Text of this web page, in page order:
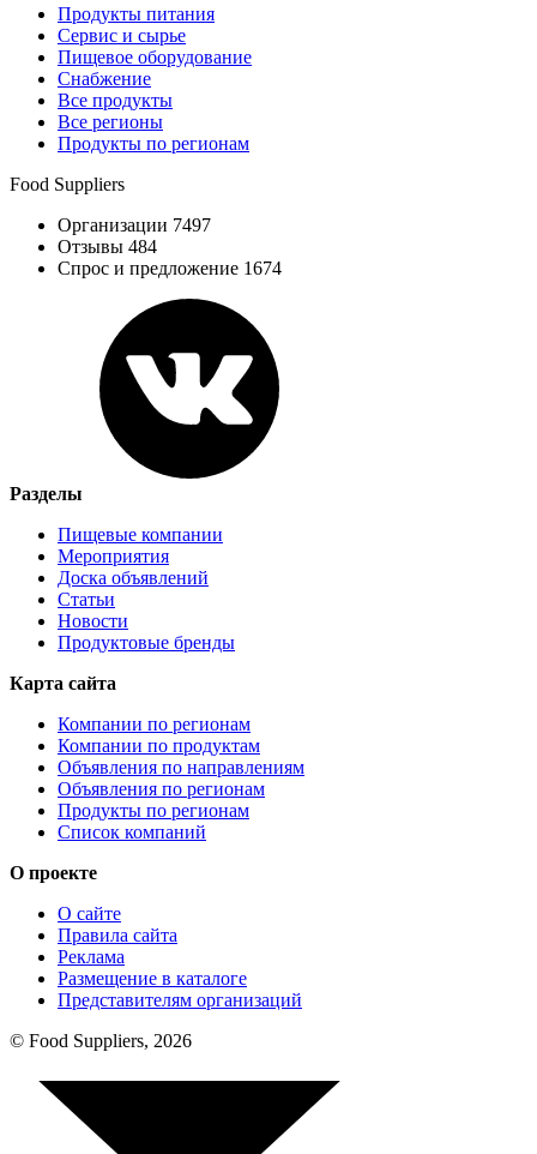
Продукты питания
Сервис и сырье
Пищевое оборудование
Снабжение
Все продукты
Все регионы
Продукты по регионам
Food Suppliers
Организации 7497
Отзывы 484
Спрос и предложение 1674
Разделы
Пищевые компании
Мероприятия
Доска объявлений
Статьи
Новости
Продуктовые бренды
Карта сайта
Компании по регионам
Компании по продуктам
Объявления по направлениям
Объявления по регионам
Продукты по регионам
Список компаний
О проекте
О сайте
Правила сайта
Реклама
Размещение в каталоге
Представителям организаций
© Food Suppliers, 2026